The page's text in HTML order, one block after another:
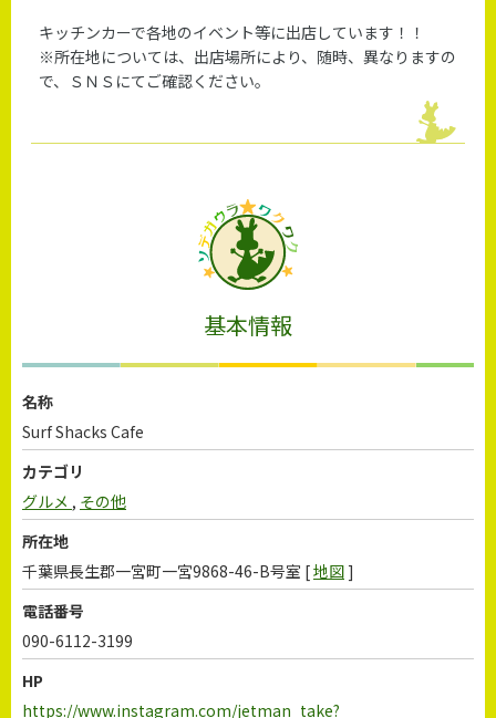
キッチンカーで各地のイベント等に出店しています！！
※所在地については、出店場所により、随時、異なりますの
で、ＳＮＳにてご確認ください。
基本情報
名称
Surf Shacks Cafe
カテゴリ
グルメ , その他
所在地
千葉県長生郡一宮町一宮9868-46-B号室 [地図 ]
電話番号
090-6112-3199
HP
https://www.instagram.com/jetman_take?